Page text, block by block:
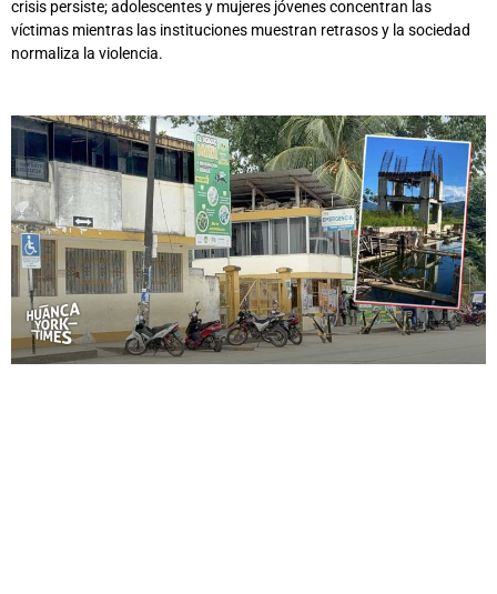
crisis persiste; adolescentes y mujeres jóvenes concentran las
víctimas mientras las instituciones muestran retrasos y la sociedad
normaliza la violencia.